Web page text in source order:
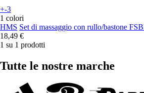
+-3
1 colori
HMS Set di massaggio con rullo/bastone
18,49 €
1 su 1 prodotti
Tutte le nostre marche